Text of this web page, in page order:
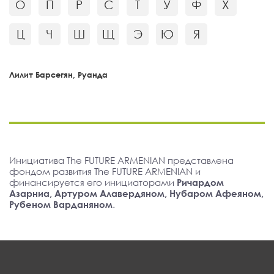
О П Р С Т У Ф Х
Ц Ч Ш Щ Э Ю Я
Лилит Барсегян, Руанда
Инициатива The FUTURE ARMENIAN представлена
фондом развития The FUTURE ARMENIAN и
финансируется его инициаторами Ричардом
Азарниа, Артуром Алавердяном, Нубаром Афеяном,
Рубеном Варданяном.